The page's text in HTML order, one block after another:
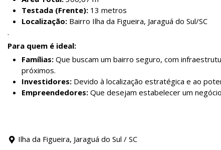
Testada (Frente):13 metros
Localização:Bairro Ilha da Figueira, Jaraguá do Sul/SC
.
Para quem é ideal:
Famílias:Que buscam um bairro seguro, com
próximos.
Investidores:Devido à localização estratégica e ao
Empreendedores:Que desejam estabelecer um
Ilha da Figueira, Jaraguá do Sul / SC